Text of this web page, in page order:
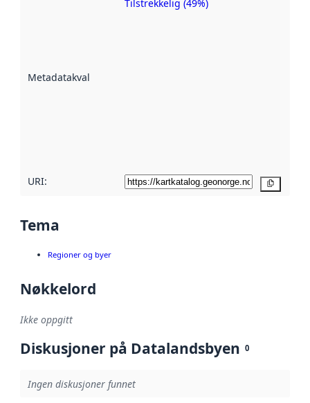
Metadatakvalitet
Metadatakvalitet
Tilstrekkelig (49%)
URI:
Tema
Regioner og byer
Nøkkelord
Ikke oppgitt
Diskusjoner på Datalandsbyen 0
Ingen diskusjoner funnet